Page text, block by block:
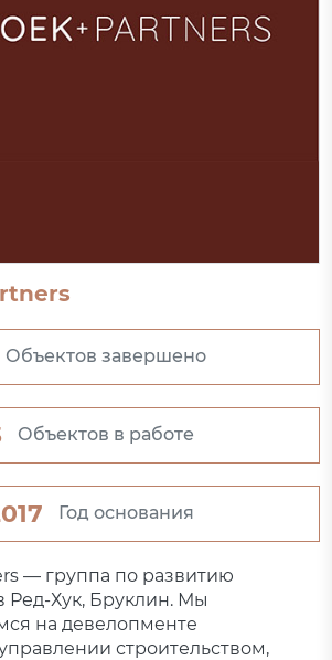
Объектов завершено
Объектов в работе
Год основания
— группа по развитию
Ред-Хук, Бруклин. Мы
на девелопменте
строительством,